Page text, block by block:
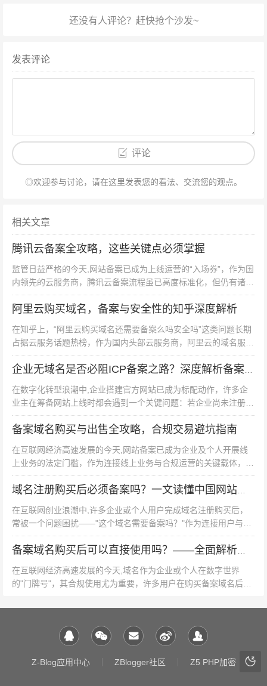
未来趋势：老域名交易的数字化革新 随着区块链技术发
交易记录不可篡改与所有权透明化，AI估价系统的引入则
通过机器学习分析百万级域名交易数据，生成动态估值模
在这个“域名即品牌”的数字时代，老域名购买官网不仅是
交易平台，更是数字资产的策源地，通过专业筛选、安全
商业潜力的“数字黄金”，现在登录正规老域名购买官网，
发表评论
评论
◎欢迎参与讨论，请在这里发表您的看法、交流您的观点。
相关文章
腾讯云备案全攻略，这些关键点必须掌握
监管日益严格的今天,网站备案已成为上线运营的“入场券”，作为国
内领先的云服务商，腾讯云备案流程虽已高度标准化，但仍有诸多
细节需用户重点关注，本文结合最新政策与实操经验，梳理腾讯云
备案的六大核心注意事项...
阿里云购买域名，备案与安全性的知乎深度解析
在知乎上，“阿里云购买域名还需要备案么吗安全吗”这类问题长期
占据云服务话题热榜，作为国内头部云服务商，阿里云的域名服务
既承载着企业数字化转型的基础需求，也面临着政策合规与网络安
全的双重考验，本文将从政...
在数字化转型浪潮中,企业搭建官方网站已成为标配动作，许多企
业主在筹备网站上线时都会遇到一个关键问题：若企业尚未注册域
名，是否就无法完成ICP备案？这一疑问背后，实则涉及我国互联
网信息服务的监管逻辑与实...
备案域名购买与出售全攻略，合规交易避坑指南
在互联网经济高速发展的今天,网站备案已成为企业及个人开展线
上业务的法定门槛，作为连接线上业务与合规运营的关键载体，备
案域名的交易市场正呈现出蓬勃生机，本文将从专业角度解析备案
域名购买与出售的全流程，助...
在互联网创业浪潮中,许多企业或个人用户完成域名注册购买后，
常被一个问题困扰——"这个域名需要备案吗？"作为连接用户与网
站的数字门牌号，域名的合规使用直接关系到网站能否正常上线运
营，本文将系统解析中国域...
在互联网经济高速发展的今天,域名作为企业或个人在数字世界
的"门牌号"，其合规使用尤为重要，许多用户在购买备案域名后常
质、使用条件、潜在风险及实...
Z-Blog应用中心 ZBlogger社区 Z5 PHP加密